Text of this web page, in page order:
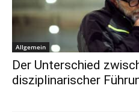
Allgemein
Der Unterschied
disziplinarischer